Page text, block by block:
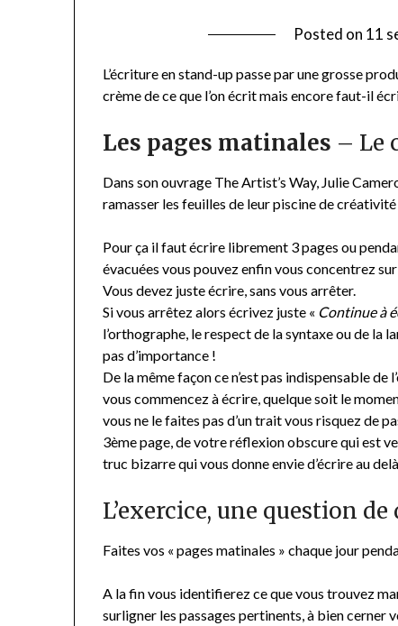
Posted on 11
L’écriture en stand-up passe par une grosse
crème de ce que l’on écrit mais encore faut-il
Les pages matinales – Le
Dans son ouvrage The Artist’s Way, Julie
ramasser les feuilles de leur piscine de
Pour ça il faut écrire librement 3 pages ou
évacuées vous pouvez enfin vous concentrez
Vous devez juste écrire, sans vous arrêter.
Si vous arrêtez alors écrivez juste « Continue à
l’orthographe, le respect de la syntaxe ou de la
pas d’importance !
De la même façon ce n’est pas indispensable
vous commencez à écrire, quelque soit le
vous ne le faites pas d’un trait vous risquez de
3ème page, de votre réflexion obscure qui est
truc bizarre qui vous donne envie d’écrire au
L’exercice, une question
Faites vos « pages matinales » chaque jour
A la fin vous identifierez ce que vous trouvez
surligner les passages pertinents, à bien cerner